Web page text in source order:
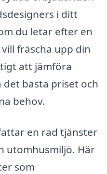
i ditt
du letar efter en
fräscha upp din
att jämföra
bästa priset och
behov.
en rad tjänster
utomhusmiljö. Här
som